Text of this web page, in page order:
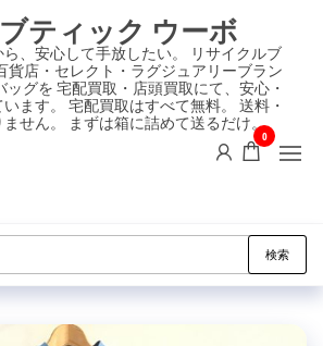
ティック ウーボ
、安心して手放したい。 リサイクルブ
貨店・セレクト・ラグジュアリーブラン
ッグを 宅配買取・店頭買取にて、安心・
ます。 宅配買取はすべて無料。 送料・
せん。 まずは箱に詰めて送るだけ。
0
検索